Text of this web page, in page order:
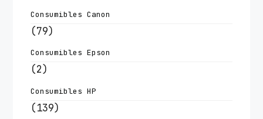
Consumibles Canon
(79)
Consumibles Epson
(2)
Consumibles HP
(139)